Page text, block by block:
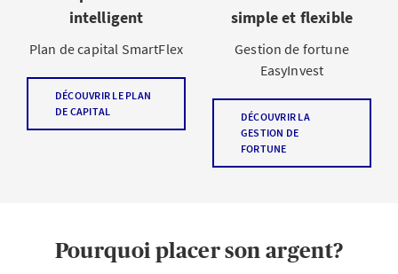
intelligent
Plan de capital SmartFlex
DÉCOUVRIR LE PLAN
DE CAPITAL
simple et flexible
Gestion de fortune
EasyInvest
DÉCOUVRIR LA
GESTION DE
FORTUNE
Pourquoi placer son argent?